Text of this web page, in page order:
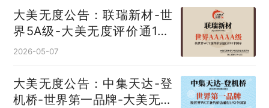
大美无度公告：联瑞新材-世
界5A级-大美无度评价通193
国
2026-05-07
大美无度公告：中集天达-登
机桥‌-世界第一品牌-大美无度